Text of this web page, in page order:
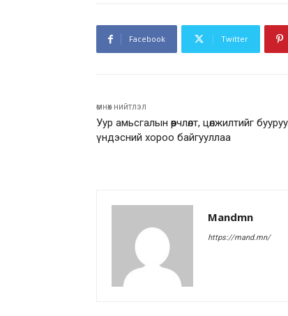
Facebook Twitter
өмнөх нийтлэл
Уур амьсгалын өөрчлөлт, цөлжилтийг
үндэсний хороо байгууллаа
Mandmn
https://mand.mn/